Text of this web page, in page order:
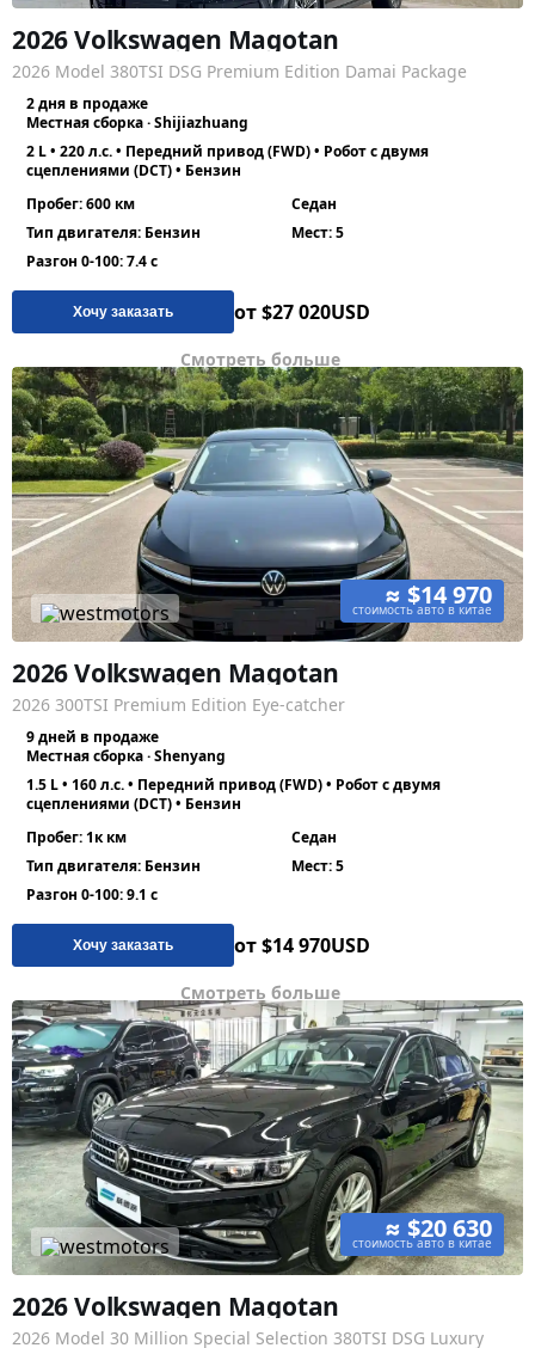
2026 Volkswagen Magotan
2026 Model 380TSI DSG Premium Edition Damai Package
2 дня в продаже
Местная сборка · Shijiazhuang
2 L • 220 л.с. • Передний привод (FWD) • Робот с двумя
сцеплениями (DCT) • Бензин
Пробег: 600 км
Седан
Тип двигателя: Бензин
Мест: 5
Разгон 0-100: 7.4 с
Хочу заказать от $27 020USD
Смотреть больше
≈ $14 970
стоимость авто в китае
2026 Volkswagen Magotan
2026 300TSI Premium Edition Eye-catcher
9 дней в продаже
Местная сборка · Shenyang
1.5 L • 160 л.с. • Передний привод (FWD) • Робот с двумя
сцеплениями (DCT) • Бензин
Пробег: 1к км
Седан
Тип двигателя: Бензин
Мест: 5
Разгон 0-100: 9.1 с
Хочу заказать от $14 970USD
Смотреть больше
≈ $20 630
стоимость авто в китае
2026 Volkswagen Magotan
2026 Model 30 Million Special Selection 380TSI DSG Luxury